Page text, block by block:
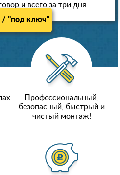
и всего за три дня
/ "под ключ"
Профессиональный,
безопасный, быстрый и
чистый монтаж!